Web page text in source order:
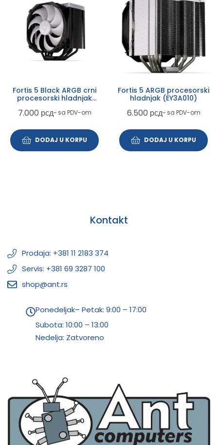
Fortis 5 Black ARGB crni
procesorski hladnjak
7.000 рсд~ sa PDV-om
DODAJ U KORPU
Fortis 5 ARGB procesorski
hladnjak (EY3A010)
6.500 рсд~ sa PDV-om
DODAJ U KORPU
Kontakt
Prodaja: +381 11 2183 374
Servis: +381 69 3287 100
shop@ant.rs
Ponedeljak– Petak: 9:00 – 17:00
Subota: 10:00 – 13:00
Nedelja: Zatvoreno